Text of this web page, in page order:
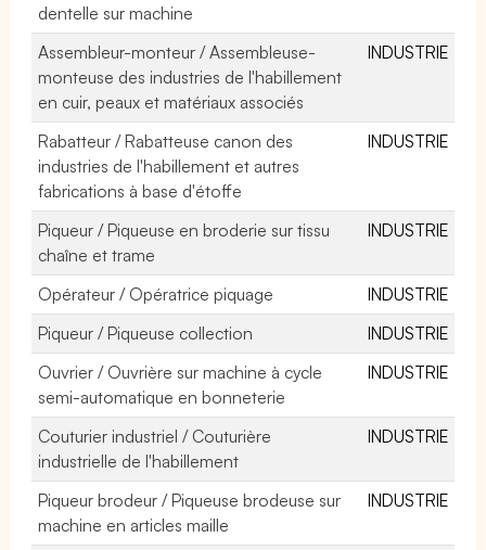
dentelle sur machine
Assembleur-monteur / Assembleuse-
monteuse des industries de l'habillement
en cuir, peaux et matériaux associés
INDUSTRIE
Rabatteur / Rabatteuse canon des
industries de l'habillement et autres
fabrications à base d'étoffe
INDUSTRIE
Piqueur / Piqueuse en broderie sur tissu
chaîne et trame
INDUSTRIE
Opérateur / Opératrice piquage
INDUSTRIE
Piqueur / Piqueuse collection
INDUSTRIE
Ouvrier / Ouvrière sur machine à cycle
semi-automatique en bonneterie
INDUSTRIE
Couturier industriel / Couturière
industrielle de l'habillement
INDUSTRIE
Piqueur brodeur / Piqueuse brodeuse sur
machine en articles maille
INDUSTRIE